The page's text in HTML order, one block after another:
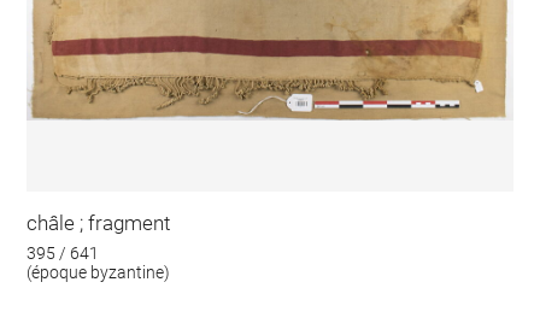
châle ; fragment
395 / 641
(époque byzantine)